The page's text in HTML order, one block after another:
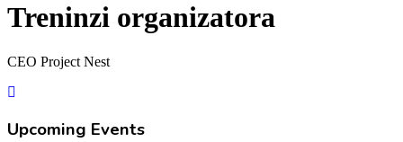
Treninzi organizatora
CEO Project Nest
Upcoming Events